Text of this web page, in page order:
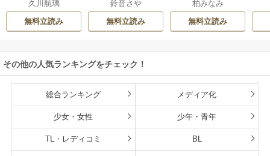
様、離婚していた
だきます
久川航璃
無料立読み
た
鈴音さや
無料立読み
私を捨てる
柏みなみ
無料立読み
その他の人気ランキングをチェック！
総合ランキング メディア化
少女・女性 少年・青年
TL・レディコミ BL